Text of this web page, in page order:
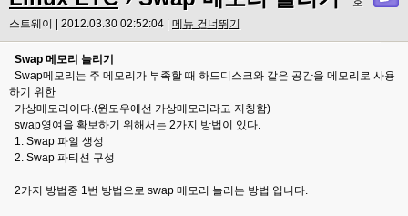
스트웨이 | 2012.03.30 02:52:04 | 메뉴 건너뛰기
Swap 메모리 늘리기
Swap메모리는 주 메모리가 부족할 때 하드디스크와 같은 공간을 메모리로 사용
하기 위한
가상메모리이다.(윈도우에선 가상메모리라고 지칭함)
swap영여을 확보하기 위해서는 2가지 방법이 있다.
1. Swap 파일 생성
2. Swap 파티션 구성
2가지 방법중 1번 방법으로 swap 메모리 늘리는 방법 입니다.